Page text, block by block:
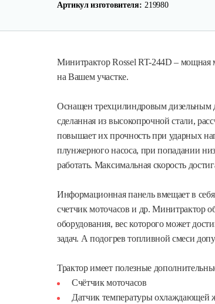
Артикул изготовителя: 219980
Минитрактор Rossel RT-244D – мощная
на Вашем участке.
Оснащен трехцилиндровым дизельным
сделанная из высокопрочной стали,
повышает их прочность при ударных
плунжерного насоса, при попадании
работать. Максимальная скорость
Информационная панель вмещает в себя
счетчик моточасов и др. Минитрактор
оборудования, вес которого может
задач. А подогрев топливной смеси
Трактор имеет полезные
Счётчик моточасов
Датчик температуры охлаждающей